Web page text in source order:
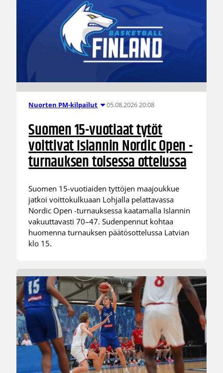
Nuorten PM-kilpailut 05.08.2026 20:08
Suomen 15-vuotiaat tytöt
voittivat Islannin Nordic Open -
turnauksen toisessa ottelussa
Suomen 15-vuotiaiden tyttöjen maajoukkue
jatkoi voittokulkuaan Lohjalla pelattavassa
Nordic Open -turnauksessa kaatamalla Islannin
vakuuttavasti 70–47. Sudenpennut kohtaa
huomenna turnauksen päätösottelussa Latvian
klo 15.